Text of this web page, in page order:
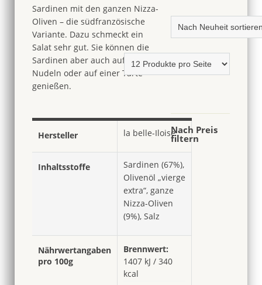
Menge
Sardinen mit den ganzen Nizza-
Oliven – die südfranzösische
Variante. Dazu schmeckt ein
Salat sehr gut. Sie können die
Sardinen aber auch auf Brot, zu
Nudeln oder auf einer Tarte
genießen.
Hersteller la belle-Iloise
Inhaltsstoffe
Sardinen (67%),
Olivenöl „vierge
extra“, ganze
Nizza-Oliven
(9%), Salz
Nährwertangaben
pro 100g
Brennwert:
1407 kJ / 340
kcal
Nach Preis
filtern